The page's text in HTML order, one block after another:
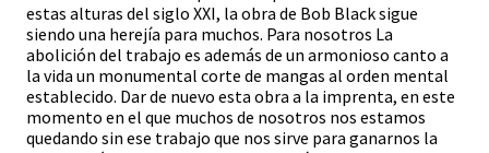
estas alturas del siglo XXI, la obra de Bob Black sigue
siendo una herejía para muchos. Para nosotros La
abolición del trabajo es además de un armonioso canto a
la vida un monumental corte de mangas al orden mental
establecido. Dar de nuevo esta obra a la imprenta, en este
momento en el que muchos de nosotros nos estamos
quedando sin ese trabajo que nos sirve para ganarnos la